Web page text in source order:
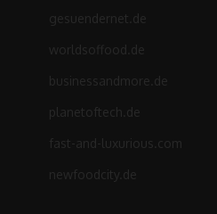
gesuendernet.de
worldsoffood.de
businessandmore.de
planetoftech.de
fast-and-luxurious.com
newfoodcity.de